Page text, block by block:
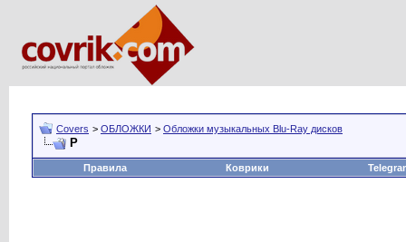
Covers > ОБЛОЖКИ > Обложки музыкальных Blu-Ray дисков
Р
Правила Коврики